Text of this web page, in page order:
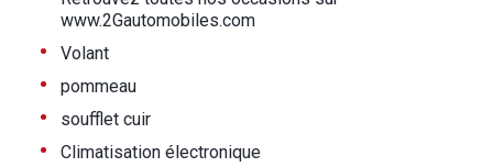
www.2Gautomobiles.com
• Volant
• pommeau
• soufflet cuir
• Climatisation électronique